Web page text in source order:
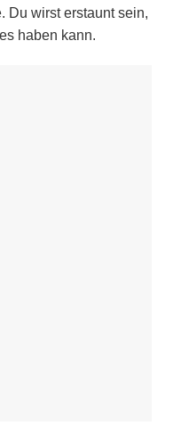
Du wirst erstaunt sein,
haben kann.